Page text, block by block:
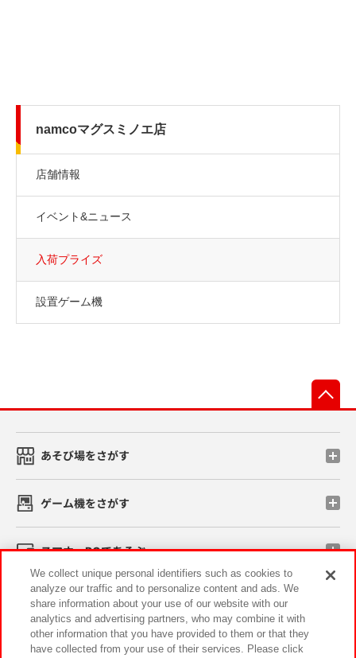
namcoマグスミノエ店
店舗情報
イベント&ニュース
入荷プライズ
設置ゲーム機
あそび場をさがす
ゲーム機をさがす
スマホ・PCであそぶ
イベント・キャンペーン
We collect unique personal identifiers such as cookies to
analyze our traffic and to personalize content and ads. We
share information about your use of our website with our
analytics and advertising partners, who may combine it with
other information that you have provided to them or that they
have collected from your use of their services. Please click